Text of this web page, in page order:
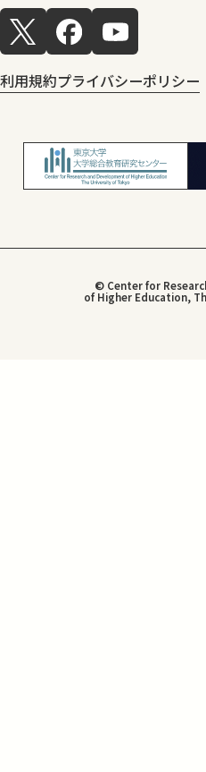
利用規約プライバシーポリシー
© Center for
of Higher Education,